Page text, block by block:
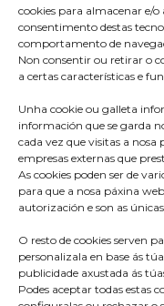
cookies para almacenar e/
consentimento destas
comportamento de
Non consentir ou retirar o
a certas características e
Unha cookie ou galleta
información que se garda
cada vez que visitas a nosa
empresas externas que
As cookies poden ser de
para que a nosa páxina
autorización e son as
O resto de cookies serven
personalizala en base ás
publicidade axustada ás
Podes aceptar todas estas
Praza do
Telf: